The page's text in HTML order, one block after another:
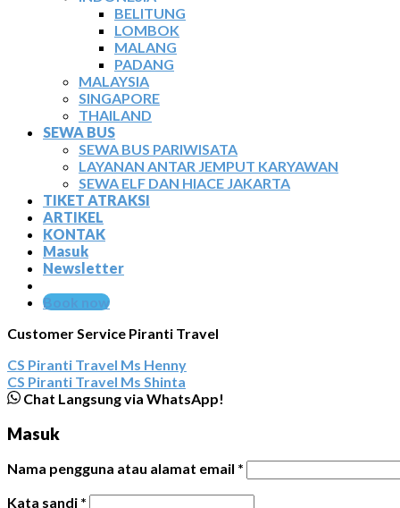
BELITUNG
LOMBOK
MALANG
PADANG
MALAYSIA
SINGAPORE
THAILAND
SEWA BUS
SEWA BUS PARIWISATA
LAYANAN ANTAR JEMPUT KARYAWAN
SEWA ELF DAN HIACE JAKARTA
TIKET ATRAKSI
ARTIKEL
KONTAK
Masuk
Newsletter
Book now
Customer Service Piranti Travel
CS Piranti Travel Ms Henny
CS Piranti Travel Ms Shinta
Chat Langsung via WhatsApp!
Masuk
Nama pengguna atau alamat email *
Kata sandi *